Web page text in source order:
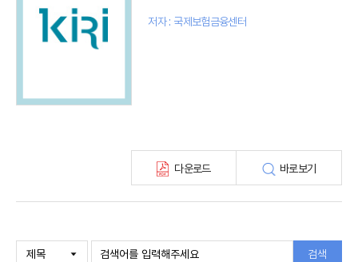
보험동향(종간)
해외 보험동향(종간)
해외보험금융동향(종간)
저자 : 국제보험금융센터
다운로드 바로보기
검색